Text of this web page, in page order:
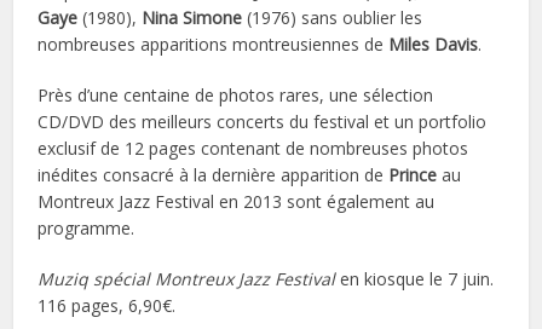
Gaye (1980), Nina Simone (1976) sans oublier les
nombreuses apparitions montreusiennes de Miles Davis.
Près d’une centaine de photos rares, une sélection
CD/DVD des meilleurs concerts du festival et un portfolio
exclusif de 12 pages contenant de nombreuses photos
inédites consacré à la dernière apparition de Prince au
Montreux Jazz Festival en 2013 sont également au
programme.
Muziq spécial Montreux Jazz Festivalen kiosque le 7 juin.
116 pages, 6,90€.